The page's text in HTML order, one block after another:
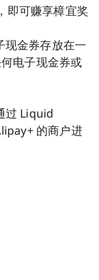
即可赚享樟宜奖
现金券存放在一
电子现金券或
过 Liquid
的商户进